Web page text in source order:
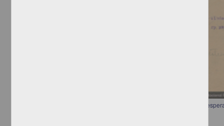
Telegrama de Alberto Madero a Francisco I. Madero informando que